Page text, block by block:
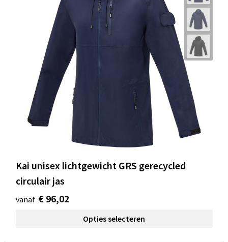
Kai unisex lichtgewicht GRS gerecycled
circulair jas
vanaf € 96,02
Opties selecteren